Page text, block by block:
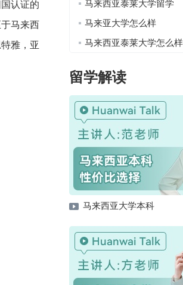
认证的
马来西
雅，亚
马来西亚泰莱大学留学
马来亚大学怎么样
马来西亚泰莱大学怎么样
留学解读
马来西亚大学本科